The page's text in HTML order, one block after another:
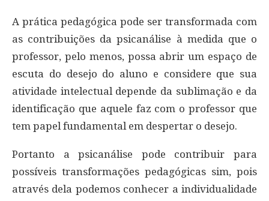
A prática pedagógica pode ser transformada com
as contribuições da psicanálise à medida que o
professor, pelo menos, possa abrir um espaço de
escuta do desejo do aluno e considere que sua
atividade intelectual depende da sublimação e da
identificação que aquele faz com o professor que
tem papel fundamental em despertar o desejo.
Portanto a psicanálise pode contribuir para
possíveis transformações pedagógicas sim, pois
através dela podemos conhecer a individualidade